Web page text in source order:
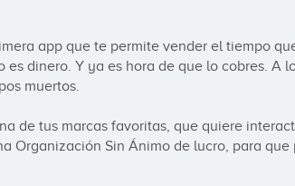
app que te permite vender el tiempo
es dinero. Y ya es hora de que lo cobres. A
muertos.
de tus marcas favoritas, que quiere
Organización Sin Ánimo de lucro, para